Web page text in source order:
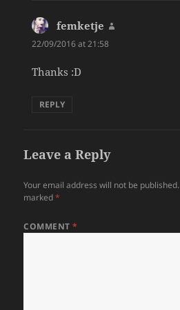
femketje
22/09/2016 at 21:58
Thanks :D
REPLY
Leave a Reply
Your email address will not be published.
marked*
COMMENT*